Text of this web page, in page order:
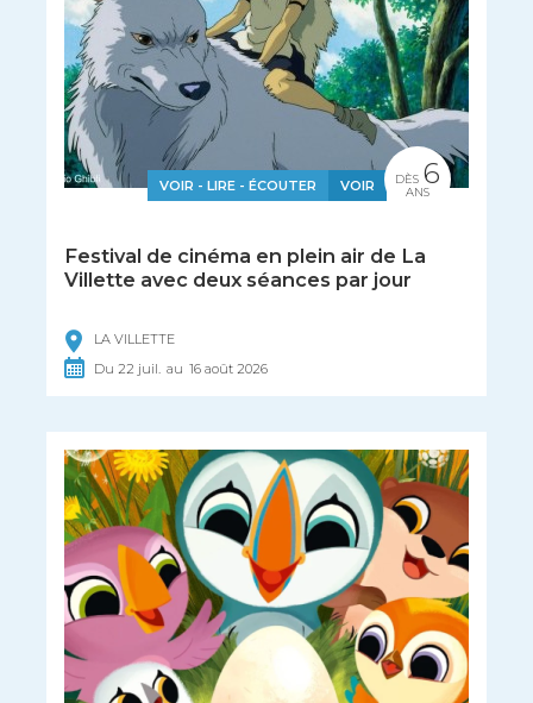
VOIR - LIRE - ÉCOUTER VOIR
Festival de cinéma en plein air de La
Villette avec deux séances par jour
LA VILLETTE
Du22 juil. au 16août 2026
DÈS 6
ANS